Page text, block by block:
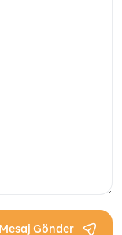
Mesaj Gönder